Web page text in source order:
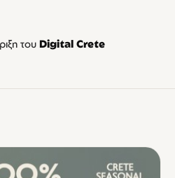
του Digital Crete